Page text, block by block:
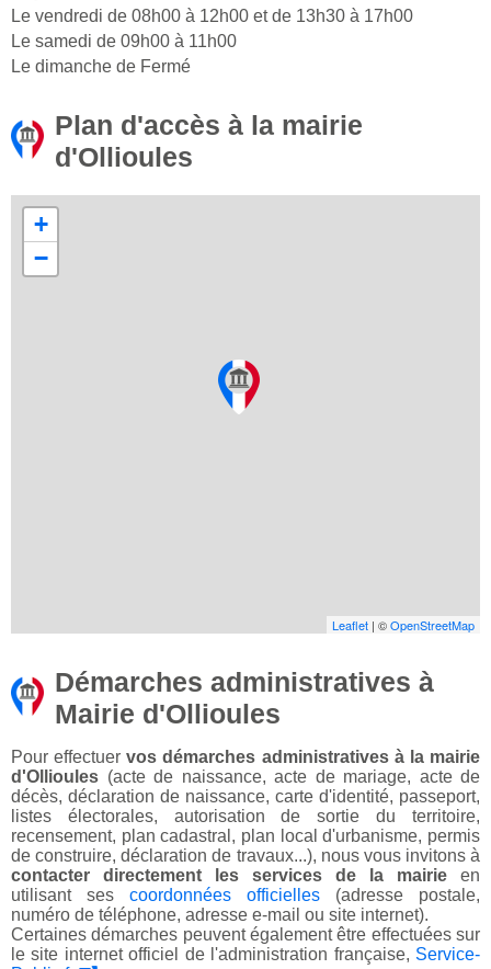
Le vendredi de 08h00 à 12h00 et de 13h30 à 17h00
Le samedi de 09h00 à 11h00
Le dimanche de Fermé
Plan d'accès à la mairie
d'Ollioules
+
−
Leaflet | ©OpenStreetMap
Démarches administratives à
Mairie d'Ollioules
Pour effectuervos démarches administratives à la mairie
d'Ollioules (acte de naissance, acte de mariage, acte de
décès, déclaration de naissance, carte d'identité, passeport,
listes électorales, autorisation de sortie du territoire,
recensement, plan cadastral, plan local d'urbanisme, permis
de construire, déclaration de travaux...), nous vous invitons à
contacter directement les services de la mairie en
utilisant ses coordonnées officielles (adresse postale,
numéro de téléphone, adresse e-mail ou site internet).
Certaines démarches peuvent également être effectuées sur
le site internet officiel de l'administration française, Service-